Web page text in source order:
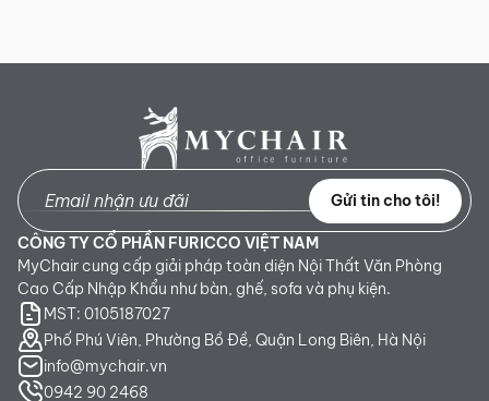
Gửi tin cho tôi!
CÔNG TY CỔ PHẦN FURICCO VIỆT NAM
MyChair cung cấp giải pháp toàn diện Nội Thất Văn Phòng
Cao Cấp Nhập Khẩu như bàn, ghế, sofa và phụ kiện.
MST: 0105187027
Phố Phú Viên, Phường Bồ Đề, Quận Long Biên, Hà Nội
info@mychair.vn
0942 90 2468